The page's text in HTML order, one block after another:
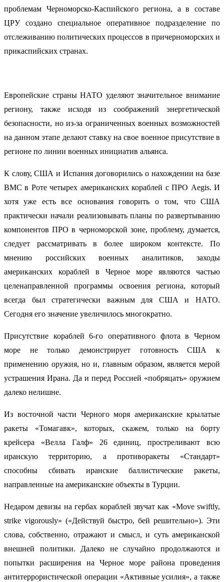
проблемам Черноморско-Каспийского региона, а в составе
ЦРУ создано специальное оперативное подразделение по
отслеживанию политических процессов в причерноморских и
прикаспийских странах.
Европейские страны НАТО уделяют значительное внимание
региону, также исходя из соображений энергетической
безопасности, но из-за ограниченных военных возможностей
на данном этапе делают ставку на свое военное присутствие в
регионе по линии военных инициатив альянса.
К слову, США и Испания договорились о нахождении на базе
ВМС в Роте четырех американских кораблей с ПРО Aegis. И
хотя уже есть все основания говорить о том, что США
практически начали реализовывать планы по развертыванию
компонентов ПРО в черноморской зоне, проблему, думается,
следует рассматривать в более широком контексте. По
мнению российских военных аналитиков, заходы
американских кораблей в Черное море являются частью
целенаправленной программы освоения региона, который
всегда был стратегически важным для США и НАТО.
Сегодня его значение увеличилось многократно.
Присутствие кораблей 6-го оперативного флота в Черном
море не только демонстрирует готовность США к
применению оружия, но и, главным образом, является мерой
устрашения Ирана. Да и перед Россией «побряцать» оружием
далеко нелишне.
Из восточной части Черного моря американские крылатые
ракеты «Томагавк», которых, скажем, только на борту
крейсера «Велла Галф» 26 единиц, простреливают всю
иранскую территорию, а противоракеты «Стандарт»
способны сбивать иранские баллистические ракеты,
направленные на американские объекты в Турции.
Недаром девизы на гербах кораблей звучат как «Move swiftly,
strike vigorously» («Действуй быстро, бей решительно»). Эти
слова, собственно, отражают и смысл, и суть американской
внешней политики. Далеко не случайно продолжаются и
попытки расширения на Черное море района проведения
антитеррористической операции «Активные усилия», а также